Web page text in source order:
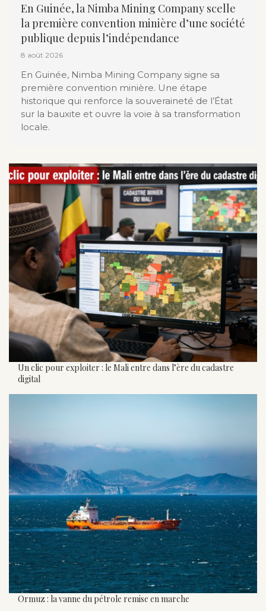
En Guinée, la Nimba Mining Company scelle
la première convention minière d’une société
publique depuis l’indépendance
8 août 2026
En Guinée, Nimba Mining Company signe sa
première convention minière. Une étape
historique qui renforce la souveraineté de l’État
sur la bauxite et ouvre la voie à sa transformation
locale.
Un clic pour exploiter : le Mali entre dans l’ère du cadastre
digital
Ormuz : la vanne du pétrole remise en marche